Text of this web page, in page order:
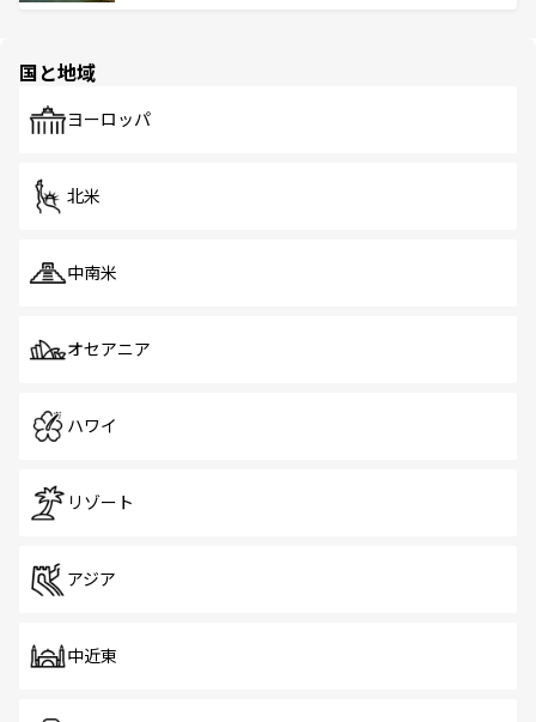
で、ホーカーズは地元の風情を楽しめる外せないスポット
国と地域
ヨーロッパ
北米
中南米
オセアニア
ハワイ
リゾート
アジア
中近東